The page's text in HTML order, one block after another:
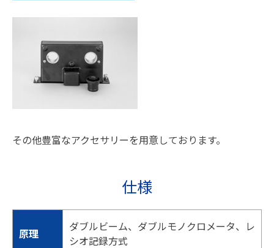
その他豊富なアクセサリーを用意しております。
仕様
原理
ダブルビーム、ダブルモノクロメータ、レ
シオ記録方式